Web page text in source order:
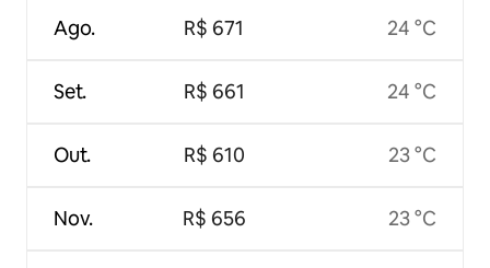
Ago.
Set.
Out.
Nov.
R$ 671
R$ 661
R$ 610
R$ 656
24 °C
24 °C
23 °C
23 °C